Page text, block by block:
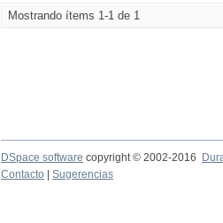
Mostrando ítems 1-1 de 1
DSpace software copyright © 2002-2016
Contacto
Sugerencias